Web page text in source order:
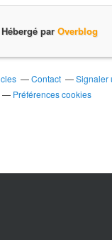
Hébergé par Overblog
Contact Signaler
Préférences cookies